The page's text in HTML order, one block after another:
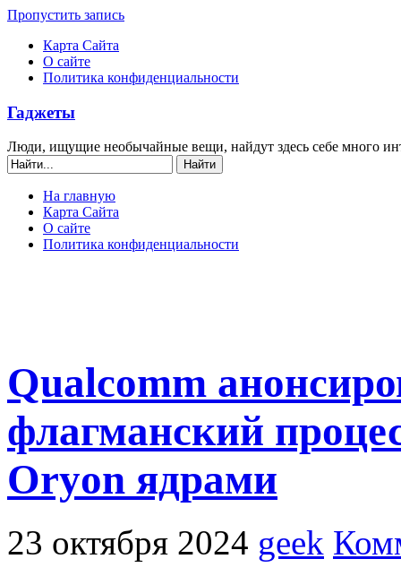
Пропустить запись
Карта Сайта
О сайте
Политика конфиденциальности
Гаджеты
Люди, ищущие необычайные вещи, найдут здесь себе много
На главную
Карта Сайта
О сайте
Политика конфиденциальности
Qualcomm
флагманский
Oryon ядрами
23 октября 2024 geek